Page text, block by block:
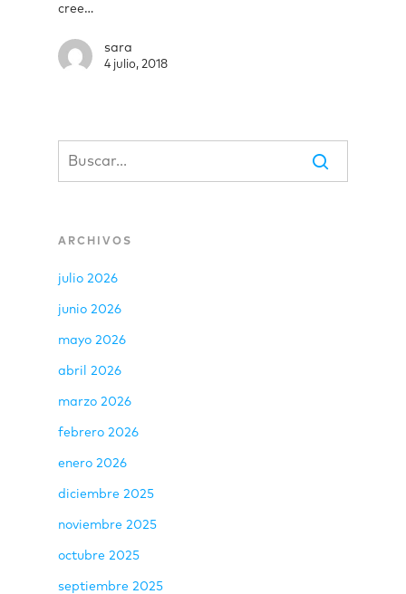
cree…
sara
4 julio, 2018
ARCHIVOS
julio 2026
junio 2026
mayo 2026
abril 2026
marzo 2026
febrero 2026
enero 2026
diciembre 2025
noviembre 2025
octubre 2025
septiembre 2025